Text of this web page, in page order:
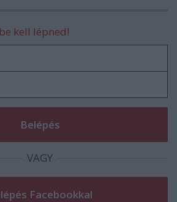
kell lépned!
VAGY